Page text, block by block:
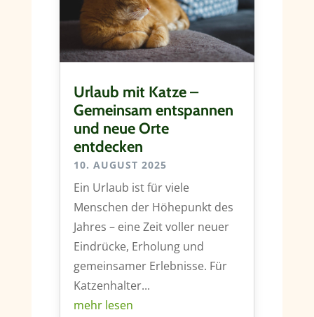
Urlaub mit Katze –
Gemeinsam entspannen
und neue Orte
entdecken
10. AUGUST 2025
Ein Urlaub ist für viele
Menschen der Höhepunkt des
Jahres – eine Zeit voller neuer
Eindrücke, Erholung und
gemeinsamer Erlebnisse. Für
Katzenhalter...
mehr lesen